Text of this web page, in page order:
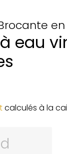
eau
calculés à la